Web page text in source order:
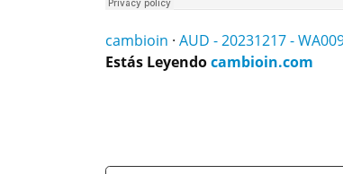
cambioin · AUD - 20231217 -
Estás Leyendocambioin.com